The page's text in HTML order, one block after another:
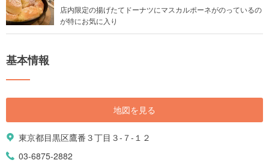
店内限定の揚げたてドーナツにマスカルポーネがのっているの
が特にお気に入り
基本情報
地図を見る
東京都目黒区鷹番３丁目３-７-１２
03-6875-2882